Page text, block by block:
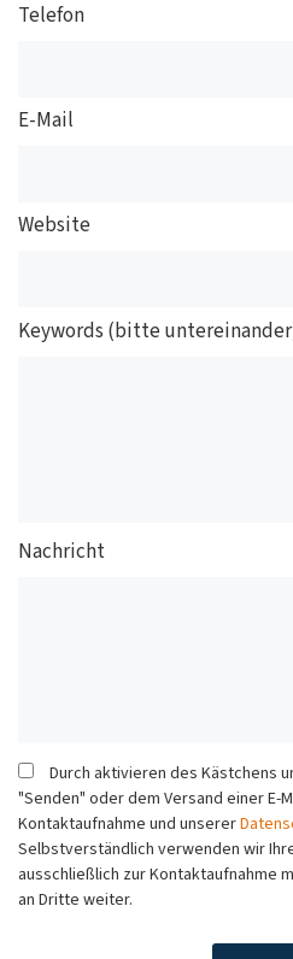
Telefon
E-Mail
Website
Keywords (bitte
Nachricht
Durch aktivieren des Kästchens
"Senden" oder dem Versand einer E-
Kontaktaufnahme und unserer
Selbstverständlich verwenden wir
ausschließlich zur Kontaktaufnahme
an Dritte weiter.